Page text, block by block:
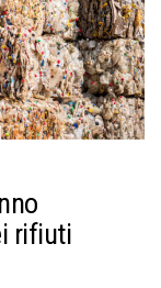
rifiuti